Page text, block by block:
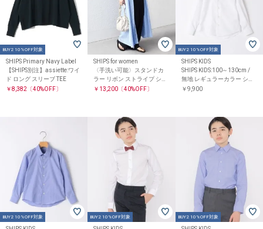
BUY2 10%OFF対象
SHIPS Primary Navy Label
【SHIPS別注】assiette:ワイ
ド ロング スリーブ TEE
￥8,382 〔40%OFF〕
SHIPS for women
〈手洗い可能〉スタンドカ
ラー リボン ストライプ シャ
ツ ワンピース
￥13,200 〔40%OFF〕
BUY2 10%OFF対象
SHIPS KIDS
SHIPS KIDS:100～130cm /
無地 レギュラーカラー シャ
ツ
￥9,900
BUY2 10%OFF対象 BUY2 10%OFF対象 BUY2 10%OFF対象